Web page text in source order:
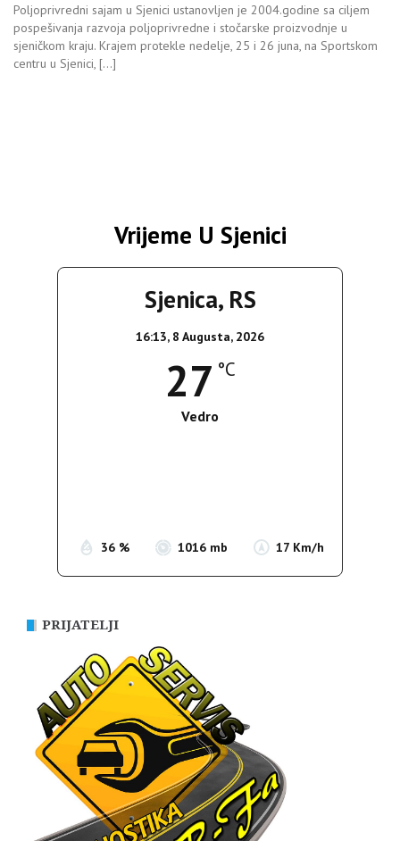
Poljoprivredni sajam u Sjenici ustanovljen je 2004.godine sa ciljem
pospešivanja razvoja poljoprivredne i stočarske proizvodnje u
sjeničkom kraju. Krajem protekle nedelje, 25 i 26 juna, na Sportskom
centru u Sjenici, […]
Vrijeme U Sjenici
Sjenica, RS
16:13, 8 Augusta, 2026
27 °C
Vedro
36 % 1016 mb 17 Km/h
PRIJATELJI